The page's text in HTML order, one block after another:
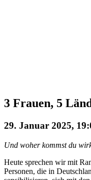
3 Frauen, 5
29. Januar 2025,
Und woher kommst du
Heute sprechen wir mit
Personen, die in